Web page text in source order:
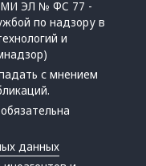
ЭЛ № ФС 77 -
по надзору в
и
с мнением
данных